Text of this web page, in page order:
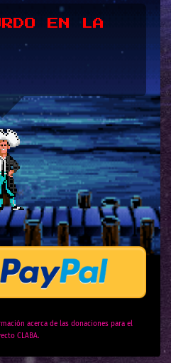
acerca de las donaciones para el
CLABA.